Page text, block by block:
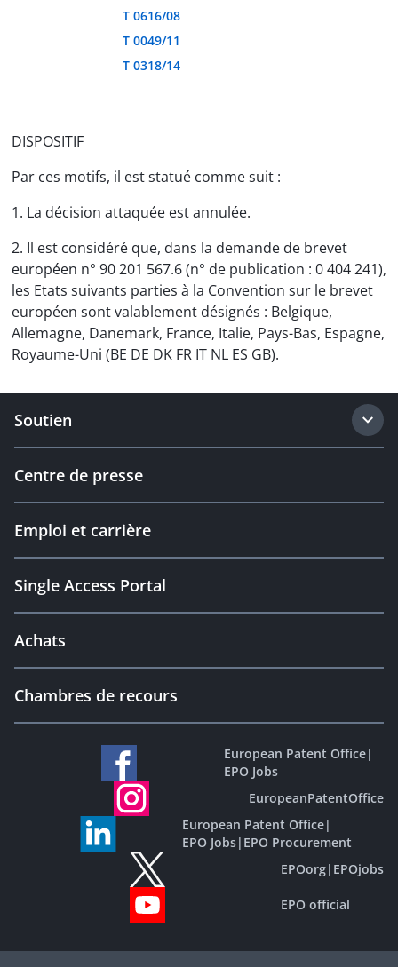
T 0616/08
T 0049/11
T 0318/14
DISPOSITIF
Par ces motifs, il est statué comme suit :
1. La décision attaquée est annulée.
2. Il est considéré que, dans la demande de brevet
européen n° 90 201 567.6 (n° de publication : 0 404 241),
les Etats suivants parties à la Convention sur le brevet
européen sont valablement désignés : Belgique,
Allemagne, Danemark, France, Italie, Pays-Bas, Espagne,
Royaume-Uni (BE DE DK FR IT NL ES GB).
Soutien
Centre de presse
Emploi et carrière
Single Access Portal
Achats
Chambres de recours
European Patent Office|
EPO Jobs
EuropeanPatentOffice
European Patent Office|
EPO Jobs| EPO Procurement
EPOorg| EPOjobs
EPO official